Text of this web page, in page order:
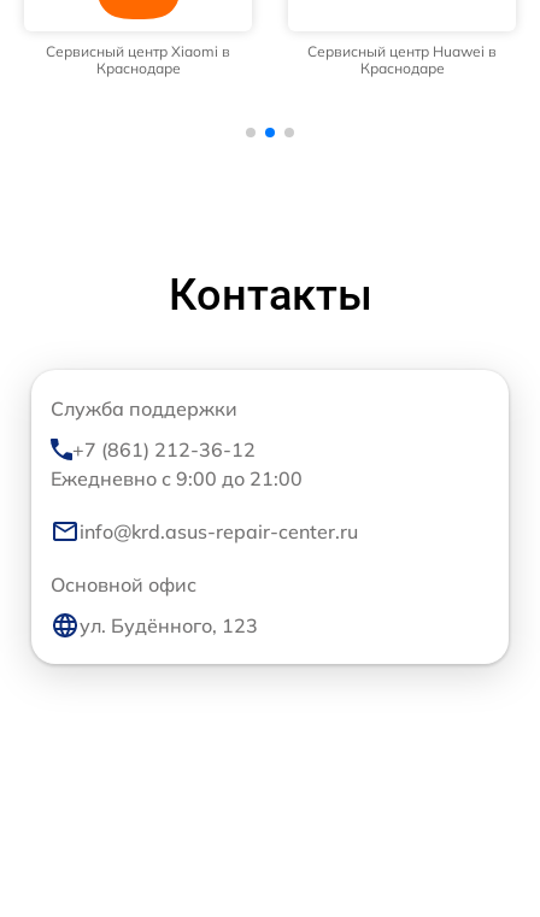
Сервисный центр Xiaomi в
Краснодаре
Сервисный центр Huawei в
Краснодаре
Контакты
Служба поддержки
+7 (861) 212-36-12
Ежедневно с 9:00 до 21:00
info@krd.asus-repair-center.ru
Основной офис
ул. Будённого, 123